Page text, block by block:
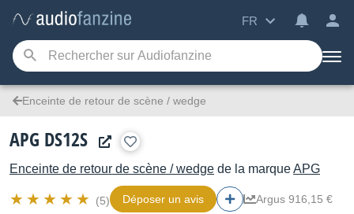
FR
Enceinte de retour de scène / wedge
APG DS12S
Enceinte de retour de scène / wedge de la marqueAPG
(5) Déposer un avis Argus 916,15 €